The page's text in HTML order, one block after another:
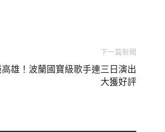
下一篇新聞
雄！波蘭國寶級歌手連三日演出
大獲好評